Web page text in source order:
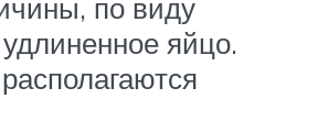
по виду
яйцо.